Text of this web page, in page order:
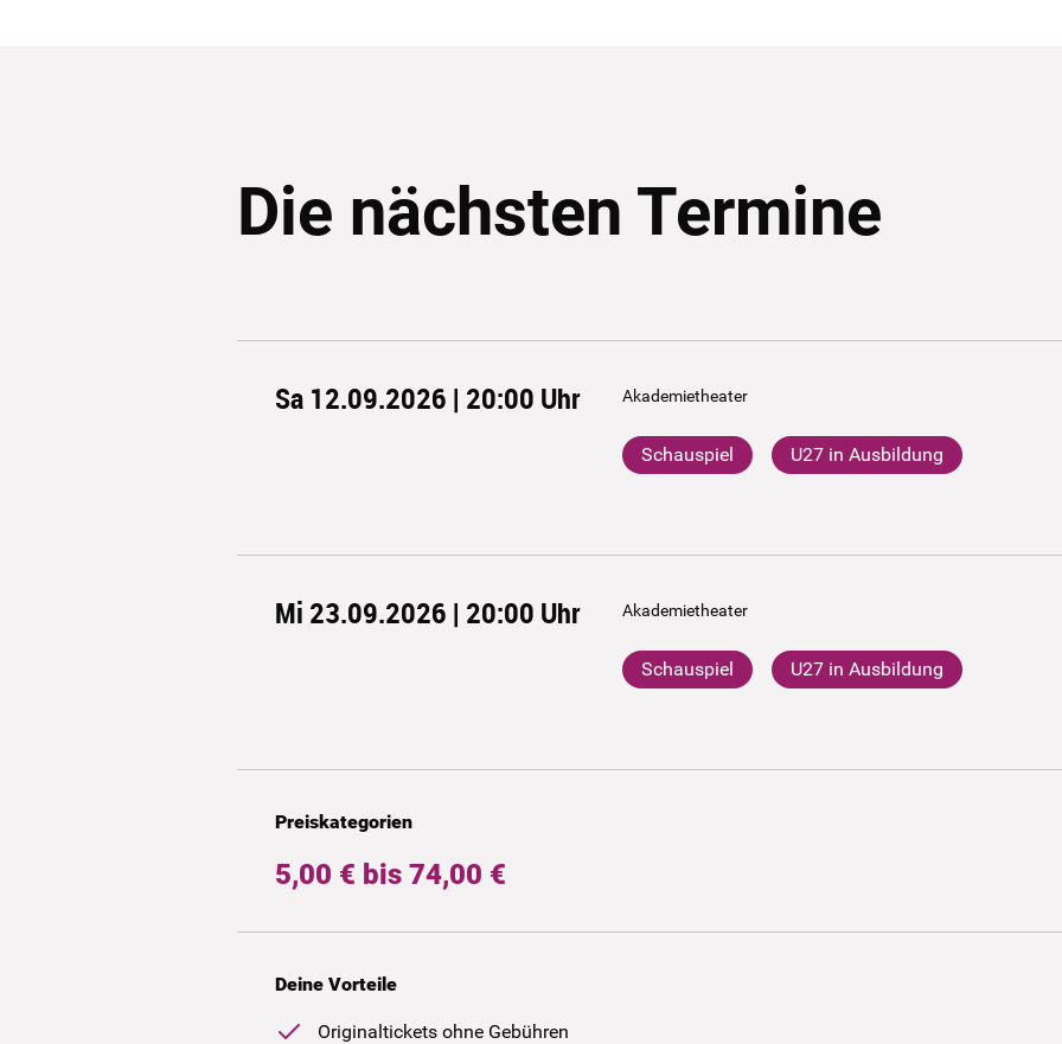
Die nächsten Termine
Sa 12.09.2026 | 20:00 Uhr Akademietheater
Schauspiel U27 in Ausbildung
Mi 23.09.2026 | 20:00 Uhr Akademietheater
Schauspiel U27 in Ausbildung
Preiskategorien
5,00 € bis 74,00 €
Deine Vorteile
Originaltickets ohne Gebühren